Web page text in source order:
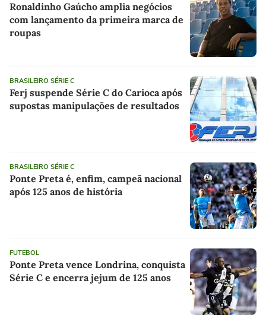
Ronaldinho Gaúcho amplia negócios
com lançamento da primeira marca de
roupas
BRASILEIRO SÉRIE C
Ferj suspende Série C do Carioca após
supostas manipulações de resultados
BRASILEIRO SÉRIE C
Ponte Preta é, enfim, campeã nacional
após 125 anos de história
FUTEBOL
Ponte Preta vence Londrina, conquista
Série C e encerra jejum de 125 anos